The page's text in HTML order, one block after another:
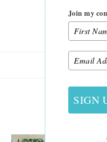
Join my
SIGN